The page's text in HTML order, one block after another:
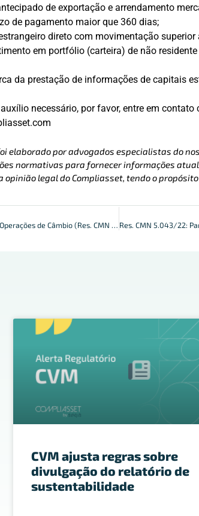
de exportação e arrendamento
de pagamento maior que 360 dias;
direto com movimentação superior
em portfólio (carteira) de não
da prestação de informações de capitais
necessário, por favor, entre em
elaborado por advogados especialistas do
normativas para fornecer informações
opinião legal do Compliasset, tendo o
Diretrizes do BCB sobre Operações de Câmbio (Res. CMN Nº 5.042/22)
CVM ajusta regras sobre
divulgação do relatório de
sustentabilidade